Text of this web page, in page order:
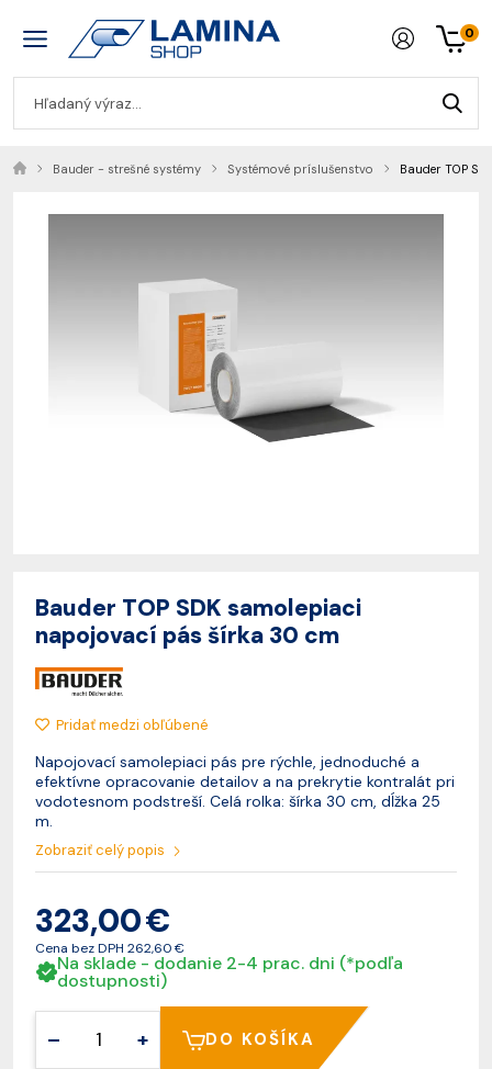
0
Bauder - strešné systémy Systémové príslušenstvo Bauder TOP
Bauder TOP SDK samolepiaci
napojovací pás šírka 30 cm
Pridať medzi obľúbené
Napojovací samolepiaci pás pre rýchle, jednoduché a
efektívne opracovanie detailov a na prekrytie kontralát pri
vodotesnom podstreší. Celá rolka: šírka 30 cm, dĺžka 25
m.
Zobraziť celý popis
323,00 €
Cena bez DPH 262,60 €
Na sklade - dodanie 2-4 prac. dni (*podľa
dostupnosti)
– + DO KOŠÍKA